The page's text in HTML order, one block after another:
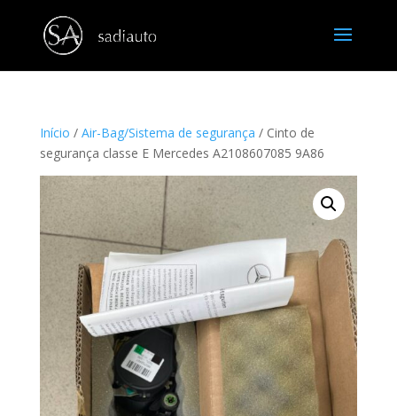
Início / Air-Bag/Sistema de segurança / Cinto de
segurança classe E Mercedes A2108607085 9A86